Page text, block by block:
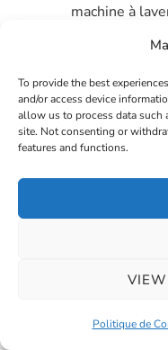
To provide the best
and/or access device
allow us to process data such
site. Not consenting or
features and functions.
VIEW
Politique de
machine à
Il y a aussi
loquets en
côté sécurité :
une radio (tu
quand on a
!)
Pour le
Sydney
rideaux, on
les gens au